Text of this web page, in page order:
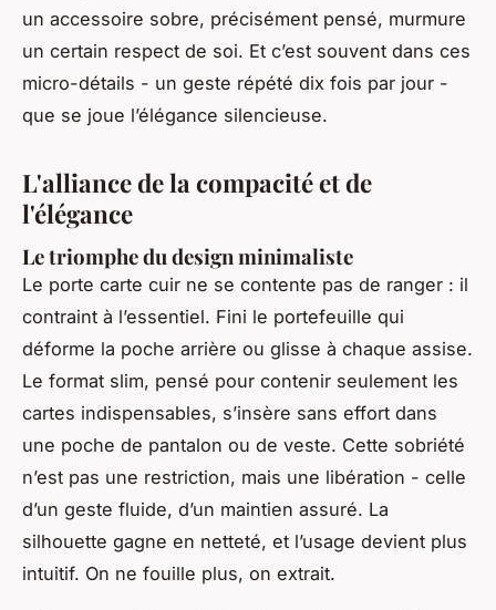
un accessoire sobre, précisément pensé, murmure
un certain respect de soi. Et c’est souvent dans ces
micro-détails - un geste répété dix fois par jour -
que se joue l’élégance silencieuse.
L'alliance de la compacité et de
l'élégance
Le triomphe du design minimaliste
Le porte carte cuir ne se contente pas de ranger : il
contraint à l’essentiel. Fini le portefeuille qui
déforme la poche arrière ou glisse à chaque assise.
Le format slim, pensé pour contenir seulement les
cartes indispensables, s’insère sans effort dans
une poche de pantalon ou de veste. Cette sobriété
n’est pas une restriction, mais une libération - celle
d’un geste fluide, d’un maintien assuré. La
silhouette gagne en netteté, et l’usage devient plus
intuitif. On ne fouille plus, on extrait.